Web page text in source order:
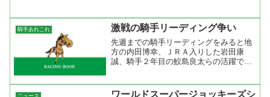
を勝つかが重要になってくる。 今年こ
れまでの騎手リーディング...
騎手あれこれ 激戦の騎手リーディング争い
先週までの騎手リーディングをみると地
方の内田博幸、ＪＲＡ入りした岩田康
誠、騎手２年目の鮫島良太らの活躍で昨
関東での勝ち星が多い藤田伸二、４位に
ワールドスーパージョッキーズシ